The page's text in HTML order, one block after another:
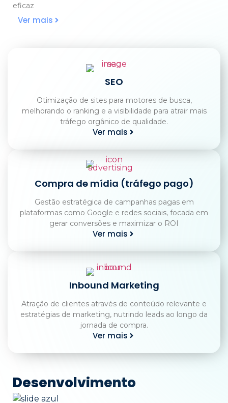
eficaz
Ver mais
SEO
Otimização de sites para motores de busca,
melhorando o ranking e a visibilidade para atrair mais
tráfego orgânico de qualidade.
Ver mais
Compra de mídia (tráfego pago)
Gestão estratégica de campanhas pagas em
plataformas como Google e redes sociais, focada em
gerar conversões e maximizar o ROI
Ver mais
Inbound Marketing
Atração de clientes através de conteúdo relevante e
estratégias de marketing, nutrindo leads ao longo da
jornada de compra.
Ver mais
Desenvolvimento